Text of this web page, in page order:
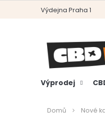
Výdejna Praha 1
Výprodej
Domů Nové